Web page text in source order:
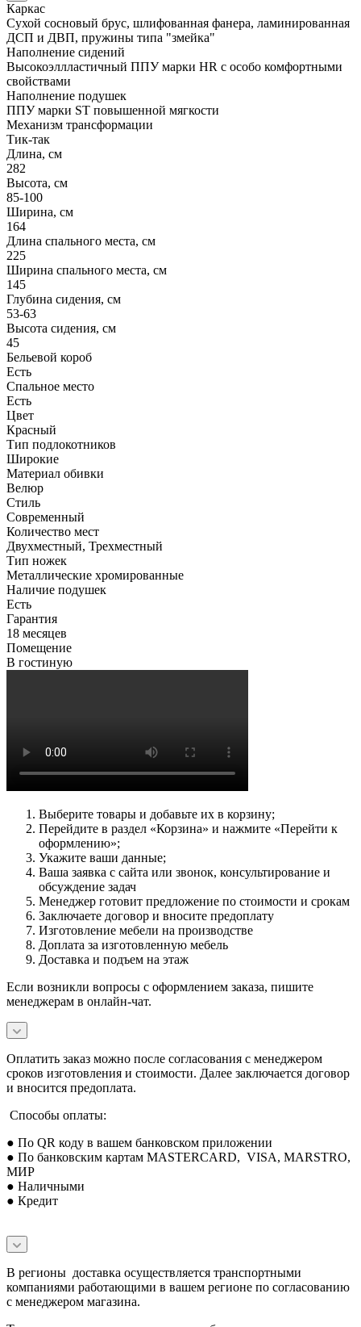
Каркас
Сухой сосновый брус, шлифованная фанера, ламинированная
ДСП и ДВП, пружины типа "змейка"
Наполнение сидений
Высокоэллластичный ППУ марки HR с особо комфортными
свойствами
Наполнение подушек
ППУ марки ST повышенной мягкости
Механизм трансформации
Тик-так
Длина, см
282
Высота, см
85-100
Ширина, см
164
Длина спального места, см
225
Ширина спального места, см
145
Глубина сидения, см
53-63
Высота сидения, см
45
Бельевой короб
Есть
Спальное место
Есть
Цвет
Красный
Тип подлокотников
Широкие
Материал обивки
Велюр
Стиль
Современный
Количество мест
Двухместный, Трехместный
Тип ножек
Металлические хромированные
Наличие подушек
Есть
Гарантия
18 месяцев
Помещение
В гостиную
Выберите товары и добавьте их в корзину;
Перейдите в раздел «Корзина» и нажмите «Перейти к
оформлению»;
Укажите ваши данные;
Ваша заявка с сайта или звонок, консультирование и
обсуждение задач
Менеджер готовит предложение по стоимости и срокам
Заключаете договор и вносите предоплату
Изготовление мебели на производстве
Доплата за изготовленную мебель
Доставка и подъем на этаж
Если возникли вопросы с оформлением заказа, пишите
менеджерам в онлайн-чат.
Оплатить заказ можно после согласования с менеджером
сроков изготовления и стоимости. Далее заключается договор
и вносится предоплата.
Способы оплаты:
● По QR коду в вашем банковском приложении
● По банковским картам MASTERCARD, VISA, MARSTRO,
МИР
● Наличными
● Кредит
В регионы доставка осуществляется транспортными
компаниями работающими в вашем регионе по согласованию
с менеджером магазина.